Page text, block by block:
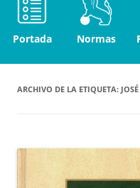
Portada Normas
ARCHIVO DE LA ETIQUETA: